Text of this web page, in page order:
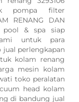
pompa filter
RENANG DAN
pool & spa siap
untuk para
jual perlengkapan
kolam renang
mesin kolam
toko peralatan
head kolam
di bandung jual